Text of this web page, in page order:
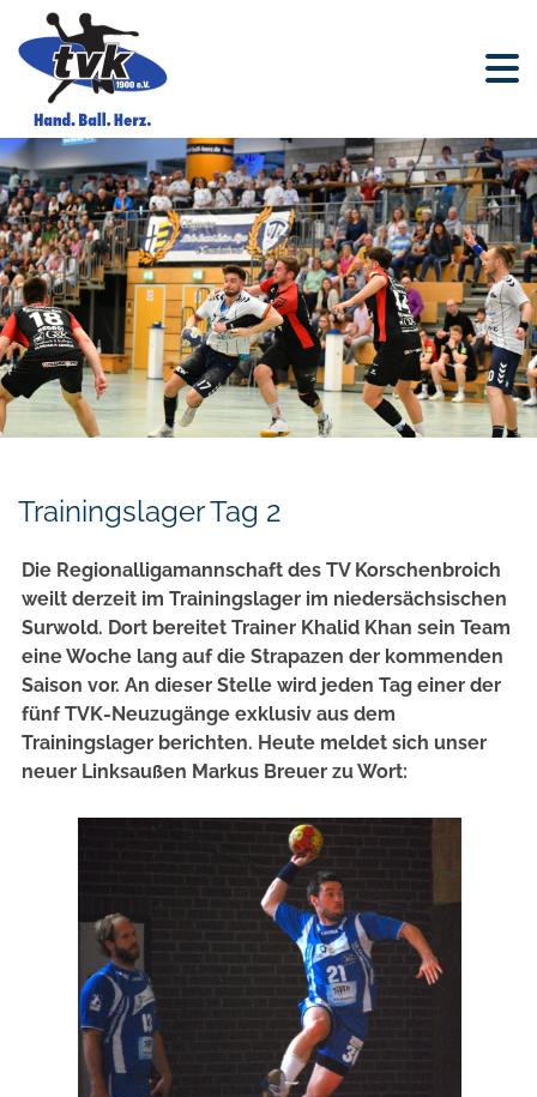
Trainingslager Tag 2
Die Regionalligamannschaft des TV Korschenbroich
weilt derzeit im Trainingslager im niedersächsischen
Surwold. Dort bereitet Trainer Khalid Khan sein Team
eine Woche lang auf die Strapazen der kommenden
Saison vor. An dieser Stelle wird jeden Tag einer der
fünf TVK-Neuzugänge exklusiv aus dem
Trainingslager berichten. Heute meldet sich unser
neuer Linksaußen Markus Breuer zu Wort: